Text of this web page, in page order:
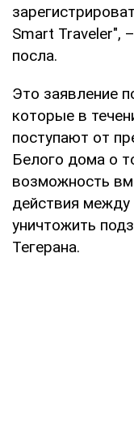
Smart Traveler",
посла.
Это заявление
которые в
поступают от
Белого дома о
возможность
действия
уничтожить
Тегерана.